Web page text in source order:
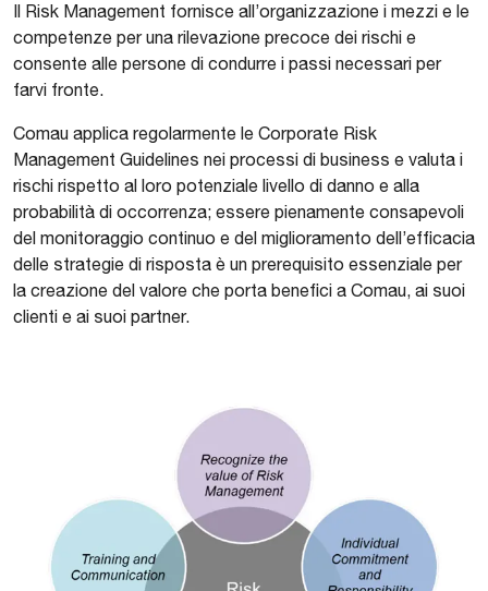
Il Risk Management fornisce all’organizzazione i mezzi e le
competenze per una rilevazione precoce dei rischi e
consente alle persone di condurre i passi necessari per
farvi fronte.
Comau applica regolarmente le Corporate Risk
Management Guidelines nei processi di business e valuta i
rischi rispetto al loro potenziale livello di danno e alla
probabilità di occorrenza; essere pienamente consapevoli
del monitoraggio continuo e del miglioramento dell’efficacia
delle strategie di risposta è un prerequisito essenziale per
la creazione del valore che porta benefici a Comau, ai suoi
clienti e ai suoi partner.